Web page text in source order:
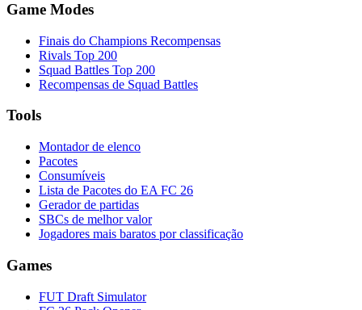
Game Modes
Finais do Champions Recompensas
Rivals Top 200
Squad Battles Top 200
Recompensas de Squad Battles
Tools
Montador de elenco
Pacotes
Consumíveis
Lista de Pacotes do EA FC 26
Gerador de partidas
SBCs de melhor valor
Jogadores mais baratos por classificação
Games
FUT Draft Simulator